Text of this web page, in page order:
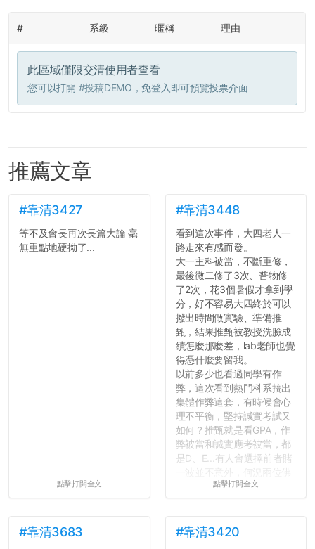
# 系級 暱稱 理由
此區域僅限交清使用者查看
您可以打開 #投稿DEMO ，免登入即可預覽投票介面
推薦文章
#靠清3427
等不及會長再次長篇大論 毫
無重點地硬拗了...
點擊打開全文
#靠清3448
看到這次事件，大四老人一
路走來有感而發。
大一主科被當，不斷重修，
最後微二修了3次、普物修
了2次，花3個暑假才拿到學
分，好不容易大四終於可以
撥出時間做實驗、準備推
甄，結果推甄被教授洗臉成
績怎麼那麼差，lab老師也覺
得憑什麼要留我。
以前多少也看過同學有作
弊，這次看到熱門科系搞出
集體作弊這套，有時候會心
理不平衡，堅持誠實考試又
如何？推甄就是看GPA，作
弊被當和誠實應考被當，都
是D、E...有人會選擇前者賭
心教授看起來要輕輕放下
長作弊的風氣。
點擊打開全文
#靠清3683 #靠清3420